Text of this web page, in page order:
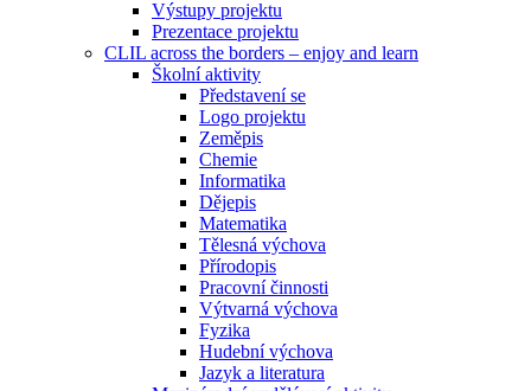
Výstupy projektu
Prezentace projektu
CLIL across the borders – enjoy and learn
Školní aktivity
Představení se
Logo projektu
Zeměpis
Chemie
Informatika
Dějepis
Matematika
Tělesná výchova
Přírodopis
Pracovní činnosti
Výtvarná výchova
Fyzika
Hudební výchova
Jazyk a literatura